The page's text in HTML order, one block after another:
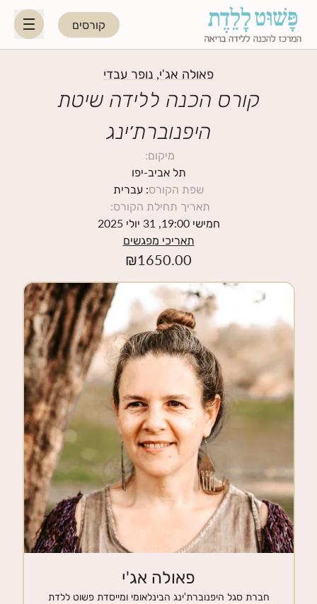
קורסים
היפנוברת׳ינג
תאריכי קורסים קרובים
בלוג
חנות
צרי קשר
פאולה אג'י, נופר עבדי
קורס הכנה ללידה שיטת
היפנוברת׳ינג
מיקום:
תל אביב-יפו
שפת הקורס: עברית
תאריך תחילת הקורס:
חמישי 19:00, 31 יולי 2025
תאריכי מפגשים
₪1650.00
פאולה אג'י
חברת סגל היפנוברת'ינג הבינלאומי ומייסדת פשוט ללדת